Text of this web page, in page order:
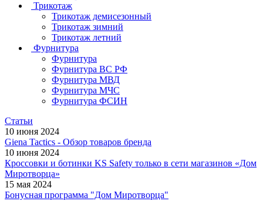
Трикотаж
Трикотаж демисезонный
Трикотаж зимний
Трикотаж летний
Фурнитура
Фурнитура
Фурнитура ВС РФ
Фурнитура МВД
Фурнитура МЧС
Фурнитура ФСИН
Статьи
10 июня 2024
Giena Tactics - Обзор товаров бренда
10 июня 2024
Кроссовки и ботинки KS Safety только в сети магазинов «Дом
Миротворца»
15 мая 2024
Бонусная программа "Дом Миротворца"